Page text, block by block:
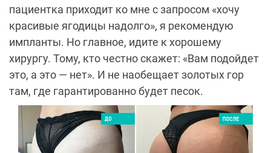
пациентка приходит ко мне с запросом «хочу
красивые ягодицы надолго», я рекомендую
импланты. Но главное, идите к хорошему
хирургу. Тому, кто честно скажет: «Вам подойдет
это, а это — нет». И не наобещает золотых гор
там, где гарантированно будет песок.